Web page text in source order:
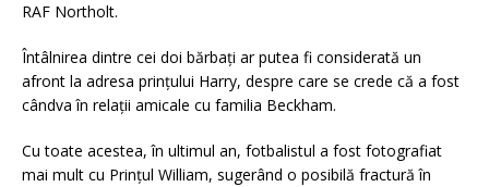
RAF Northolt.
Întâlnirea dintre cei doi bărbați ar putea fi considerată un
afront la adresa prințului Harry, despre care se crede că a fost
cândva în relații amicale cu familia Beckham.
Cu toate acestea, în ultimul an, fotbalistul a fost fotografiat
mai mult cu Prințul William, sugerând o posibilă fractură în